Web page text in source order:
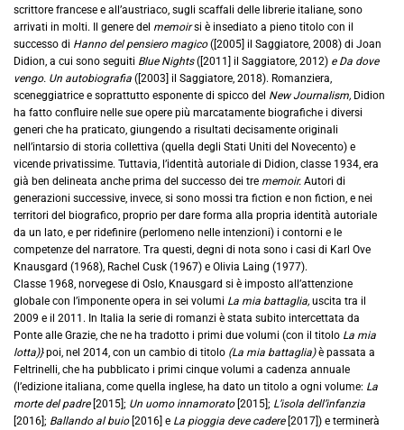
scrittore francese e all’austriaco, sugli scaffali delle librerie italiane, sono
arrivati in molti. Il genere del memoirsi è insediato a pieno titolo con il
successo di Hanno del pensiero magico([2005] il Saggiatore, 2008) di Joan
Didion, a cui sono seguiti Blue Nights([2011] il Saggiatore, 2012) e Da dove
vengo. Un autobiografia ([2003] il Saggiatore, 2018). Romanziera,
sceneggiatrice e soprattutto esponente di spicco del New Journalism, Didion
ha fatto confluire nelle sue opere più marcatamente biografiche i diversi
generi che ha praticato, giungendo a risultati decisamente originali
nell’intarsio di storia collettiva (quella degli Stati Uniti del Novecento) e
vicende privatissime. Tuttavia, l’identità autoriale di Didion, classe 1934, era
già ben delineata anche prima del successo dei tre memoir. Autori di
generazioni successive, invece, si sono mossi tra fiction e non fiction, e nei
territori del biografico, proprio per dare forma alla propria identità autoriale
da un lato, e per ridefinire (perlomeno nelle intenzioni) i contorni e le
competenze del narratore. Tra questi, degni di nota sono i casi di Karl Ove
Knausgard (1968), Rachel Cusk (1967) e Olivia Laing (1977).
Classe 1968, norvegese di Oslo, Knausgard si è imposto all’attenzione
globale con l’imponente opera in sei volumi La mia battaglia, uscita tra il
2009 e il 2011. In Italia la serie di romanzi è stata subito intercettata da
Ponte alle Grazie, che ne ha tradotto i primi due volumi (con il titolo La mia
lotta)}poi, nel 2014, con un cambio di titolo (La mia battaglia)è passata a
Feltrinelli, che ha pubblicato i primi cinque volumi a cadenza annuale
(l’edizione italiana, come quella inglese, ha dato un titolo a ogni volume: La
morte del padre [2015]; Un uomo innamorato [2015]; L’isola dell’infanzia
[2016]; Ballando al buio [2016] e La pioggia deve cadere [2017]) e terminerà